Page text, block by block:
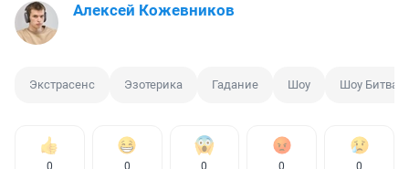
Алексей Кожевников
Экстрасенс Эзотерика Гадание Шоу Шоу Битва
0 0 0 0 0